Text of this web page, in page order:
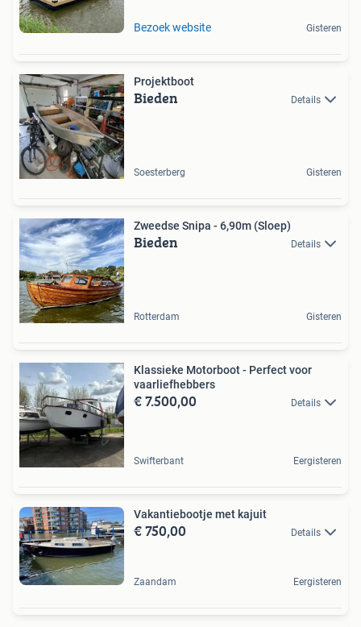
Bezoek website Gisteren
Projektboot
Bieden Details
Soesterberg Gisteren
Zweedse Snipa - 6,90m (Sloep)
Bieden Details
Rotterdam Gisteren
Klassieke Motorboot - Perfect voor
vaarliefhebbers
€ 7.500,00 Details
Swifterbant Eergisteren
Vakantiebootje met kajuit
€ 750,00 Details
Zaandam Eergisteren